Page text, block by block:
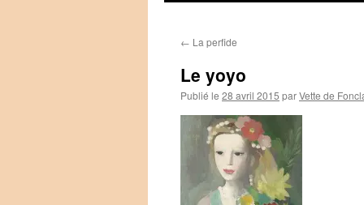
← La perfide
Le yoyo
Publié le 28 avril 2015 parVette de